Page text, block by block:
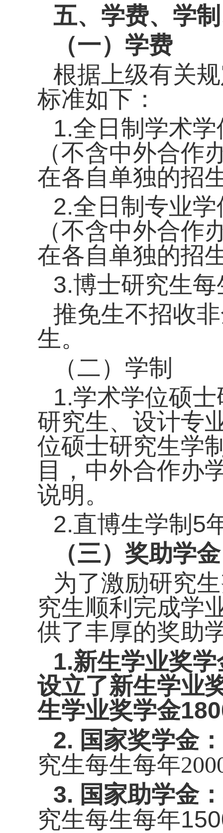
五、学费、学
（一）学费
根据上级有关
标准如下：
1.全日制学术
（不含中外合作
在各自单独的招
2.全日制专业
（不含中外合作
在各自单独的招
3.博士研究生每
推免生不招收
生。
（二）学制
1.学术学位硕
研究生、设计专
位硕士研究生学
目，中外合作办
说明。
2.直博生学制5
（三）奖助学金
为了激励研究
究生顺利完成学
供了丰厚的奖助
1.新生学业奖学
设立了新生学业
生学业奖学金18
2. 国家奖学金：
究生每生每年
3. 国家助学金：
究生每生每年